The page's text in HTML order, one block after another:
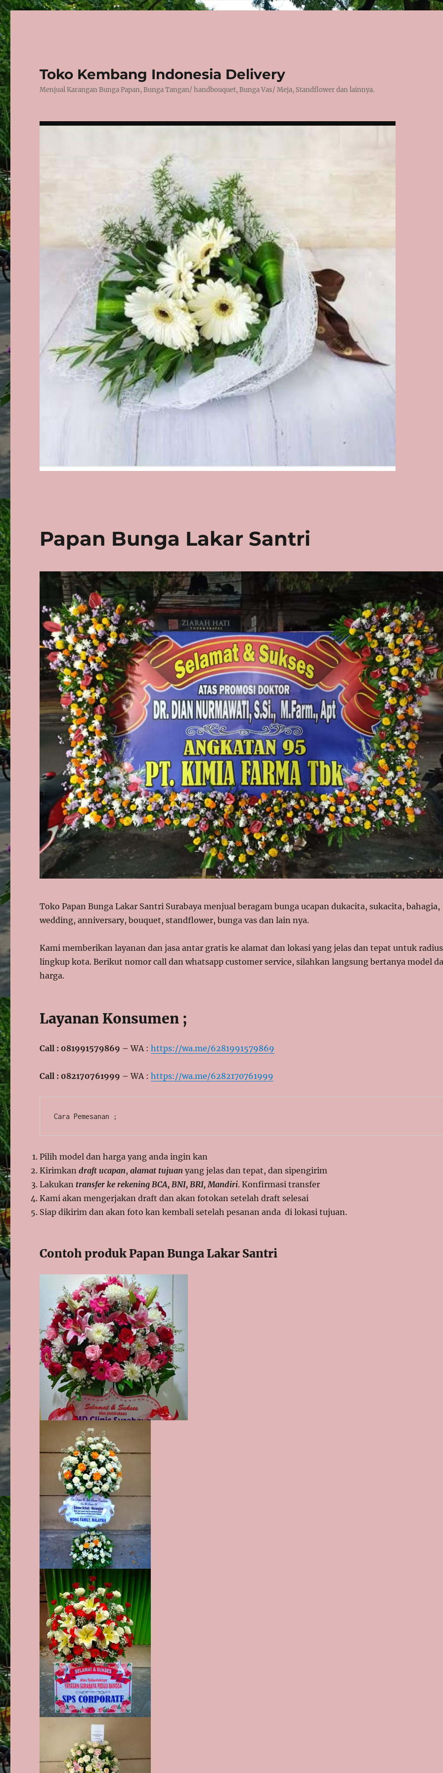
Toko Kembang Indonesia Delivery
Menjual Karangan Bunga Papan, Bunga Tangan/ handbouquet, Bunga Vas/ Meja, Standflower dan lainnya.
Papan Bunga Lakar Santri
Toko Papan Bunga Lakar Santri Surabaya menjual beragam bunga ucapan dukacita, sukacita, bahagia,
wedding, anniversary, bouquet, standflower, bunga vas dan lain nya.
Kami memberikan layanan dan jasa antar gratis ke alamat dan lokasi yang jelas dan tepat untuk radius
lingkup kota. Berikut nomor call dan whatsapp customer service, silahkan langsung bertanya model
harga.
Layanan Konsumen ;
Call : 081991579869 –WA :https://wa.me/6281991579869
Call : 082170761999 –WA :https://wa.me/6282170761999
Cara Pemesanan ;
Pilih model dan harga yang anda ingin kan
Kirimkandraft ucapan,alamat tujuan yang jelas dan tepat, dan sipengirim
Lakukan transfer ke rekening BCA, BNI, BRI, Mandiri. Konfirmasi transfer
Kami akan mengerjakan draft dan akan fotokan setelah draft selesai
Siap dikirim dan akan foto kan kembali setelah pesanan anda di lokasi tujuan.
Contoh produk Papan Bunga Lakar Santri